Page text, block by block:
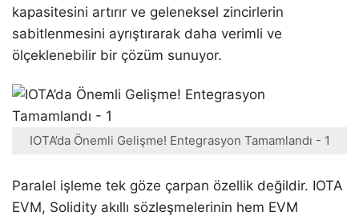
kapasitesini artırır ve geleneksel zincirlerin
sabitlenmesini ayrıştırarak daha verimli ve
ölçeklenebilir bir çözüm sunuyor.
IOTA’da Önemli Gelişme! Entegrasyon Tamamlandı - 1
Paralel işleme tek göze çarpan özellik değildir. IOTA
EVM, Solidity akıllı sözleşmelerinin hem EVM